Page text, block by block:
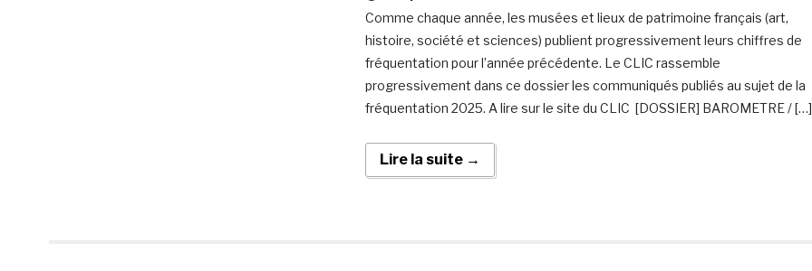
Comme chaque année, les musées et lieux de patrimoine français (art,
histoire, société et sciences) publient progressivement leurs chiffres de
fréquentation pour l’année précédente. Le CLIC rassemble
progressivement dans ce dossier les communiqués publiés au sujet de la
fréquentation 2025. A lire sur le site du CLIC [DOSSIER] BAROMETRE / […]
Lire la suite →